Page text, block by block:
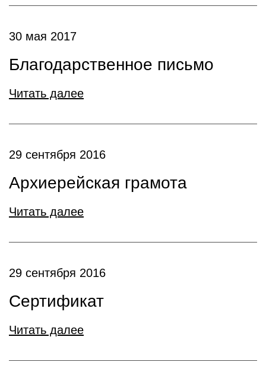
30 мая 2017
Благодарственное письмо
Читать далее
29 сентября 2016
Архиерейская грамота
Читать далее
29 сентября 2016
Сертификат
Читать далее